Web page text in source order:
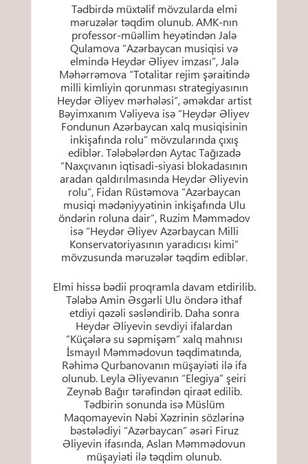
Tədbirdə müxtəlif mövzularda elmi
məruzələr təqdim olunub. AMK-nın
professor-müəllim heyətindən Jalə
Qulamova “Azərbaycan musiqisi və
elmində Heydər Əliyev imzası”, Jalə
Məhərrəmova “Totalitar rejim şəraitində
milli kimliyin qorunması strategiyasının
Heydər Əliyev mərhələsi”, əməkdar artist
Bəyimxanım Vəliyeva isə “Heydər Əliyev
Fondunun Azərbaycan xalq musiqisinin
inkişafında rolu” mövzularında çıxış
ediblər. Tələbələrdən Aytac Tağızadə
“Naxçıvanın iqtisadi-siyasi blokadasının
aradan qaldırılmasında Heydər Əliyevin
rolu”, Fidan Rüstəmova “Azərbaycan
musiqi mədəniyyətinin inkişafında Ulu
öndərin roluna dair”, Ruzim Məmmədov
isə “Heydər Əliyev Azərbaycan Milli
Konservatoriyasının yaradıcısı kimi”
mövzusunda məruzələr təqdim ediblər.
Elmi hissə bədii proqramla davam etdirilib.
Tələbə Amin Əsgərli Ulu öndərə ithaf
etdiyi qəzəli səsləndirib. Daha sonra
Heydər Əliyevin sevdiyi ifalardan
“Küçələrə su səpmişəm” xalq mahnısı
İsmayıl Məmmədovun təqdimatında,
Rəhimə Qurbanovanın müşayiəti ilə ifa
olunub. Leyla Əliyevanın “Elegiya” şeiri
Zeynəb Bağır tərəfindən qiraət edilib.
Tədbirin sonunda isə Müslüm
Maqomayevin Nəbi Xəzrinin sözlərinə
bəstələdiyi “Azərbaycan” əsəri Firuz
Əliyevin ifasında, Aslan Məmmədovun
müşayiəti ilə təqdim olunub.